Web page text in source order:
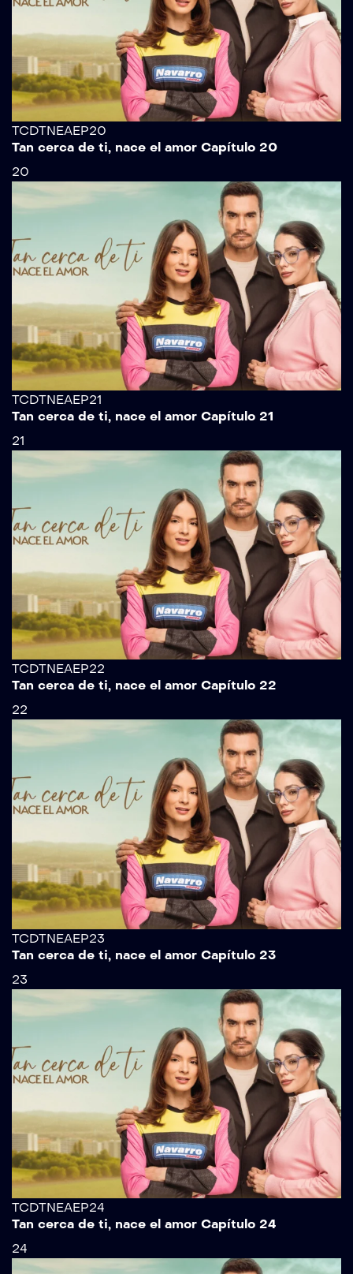
TCDTNEAEP20
Tan cerca de ti, nace el amor Capítulo 20
20
TCDTNEAEP21
Tan cerca de ti, nace el amor Capítulo 21
21
TCDTNEAEP22
Tan cerca de ti, nace el amor Capítulo 22
22
TCDTNEAEP23
Tan cerca de ti, nace el amor Capítulo 23
23
TCDTNEAEP24
Tan cerca de ti, nace el amor Capítulo 24
24